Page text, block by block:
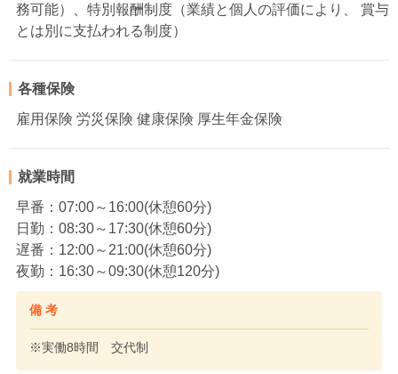
務可能）、特別報酬制度（業績と個人の評価により、 賞与
とは別に支払われる制度）
各種保険
雇用保険 労災保険 健康保険 厚生年金保険
就業時間
早番：07:00～16:00(休憩60分)
日勤：08:30～17:30(休憩60分)
遅番：12:00～21:00(休憩60分)
夜勤：16:30～09:30(休憩120分)
備 考
※実働8時間 交代制